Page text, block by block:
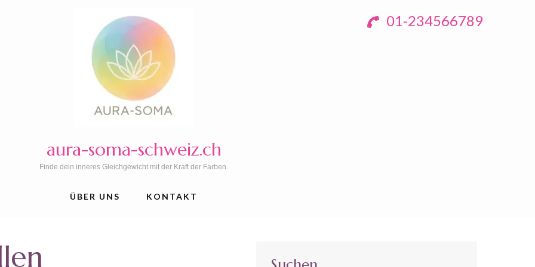
01-234566789
aura-soma-schweiz.ch
Finde dein inneres Gleichgewicht mit der Kraft der Farben.
ÜBER UNS KONTAKT